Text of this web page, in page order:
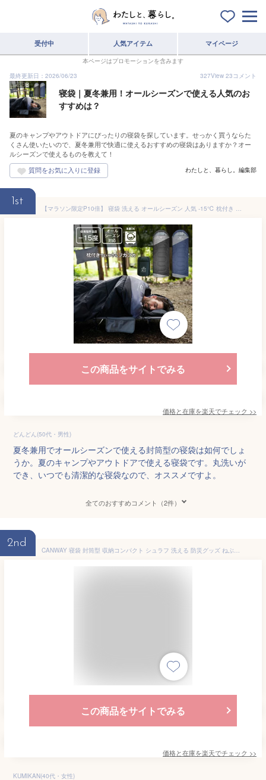
受付中 人気アイテム マイページ
本ページはプロモーションを含みます
最終更新日：2026/06/23
327View 23コメント
寝袋｜夏冬兼用！オールシーズンで使える人気のお
すすめは？
夏のキャンプやアウトドアにぴったりの寝袋を探しています。せっかく買うならた
くさん使いたいので、夏冬兼用で快適に使えるおすすめの寝袋はありますか？オー
ルシーズンで使えるものを教えて！
わたしと、暮らし。編集部
1st
【マラソン限定P10倍】 寝袋 洗える オールシーズン 人気 -15℃ 枕付き シュラフ 封筒型 丸洗い 防災 おすすめ ねぶくろ キャンプ用品 防災用品 アウトドア 抗菌仕様 洗える 洗濯 車中泊 寝袋 冬 封筒型 防災セット 震災 冬用 大人 冬用シュラフ
この商品をサイトでみる
価格と在庫を楽天でチェック >>
どんどん(50代・男性)
夏冬兼用でオールシーズンで使える封筒型の寝袋は如何でしょ
うか。夏のキャンプやアウトドアで使える寝袋です。丸洗いが
でき、いつでも清潔的な寝袋なので、オススメですよ。
全てのおすすめコメント（2件）
2nd
CANWAY 寝袋 封筒型 収納コンパクト シュラフ 洗える 防災グッズ ねぶくろ 防寒 スリーピングバッグ バージョンアップ 夏用 収納袋付き オールシーズン 車中泊 アウトドア キャンプ 登山 ツーリング 防災 地震対策 軽量 1.9KG フランネル
この商品をサイトでみる
価格と在庫を楽天でチェック >>
KUMIKAN(40代・女性)